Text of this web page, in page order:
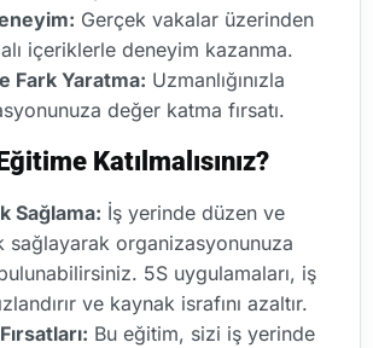
Gerçek vakalar üzerinden
içeriklerle deneyim kazanma.
Fark Yaratma: Uzmanlığınızla
değer katma fırsatı.
Katılmalısınız?
Sağlama: İş yerinde düzen ve
sağlayarak organizasyonunuza
5S uygulamaları, iş
ve kaynak israfını azaltır.
Bu eğitim, sizi iş yerinde